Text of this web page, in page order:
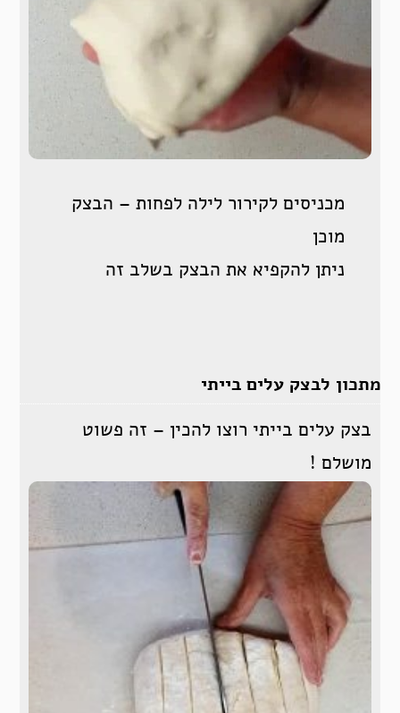
מכניסים לקירור לילה לפחות – הבצק
מוכן
ניתן להקפיא את הבצק בשלב זה
מתכון לבצק עלים בייתי
בצק עלים בייתי רוצו להכין – זה פשוט
מושלם !